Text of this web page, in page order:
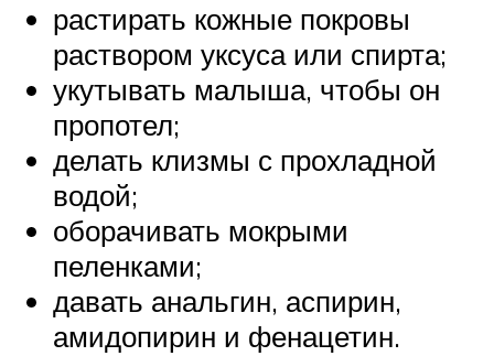
растирать кожные покровы
раствором уксуса или спирта;
укутывать малыша, чтобы он
пропотел;
делать клизмы с прохладной
водой;
оборачивать мокрыми
пеленками;
давать анальгин, аспирин,
амидопирин и фенацетин.